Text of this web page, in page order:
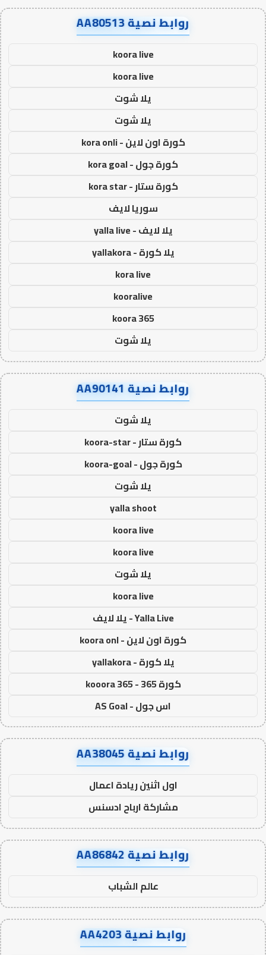
روابط نصية AA80513
koora live
koora live
يلا شوت
يلا شوت
كورة اون لاين - kora onli
كورة جول - kora goal
كورة ستار - kora star
سوريا لايف
يلا لايف - yalla live
يلا كورة - yallakora
kora live
kooralive
koora 365
يلا شوت
روابط نصية AA90141
يلا شوت
كورة ستار - koora-star
كورة جول - koora-goal
يلا شوت
yalla shoot
koora live
koora live
يلا شوت
koora live
Yalla Live - يلا لايف
كورة اون لاين - koora onl
يلا كورة - yallakora
كورة 365 - kooora 365
اس جول - AS Goal
روابط نصية AA38045
اول اثنين ريادة اعمال
مشاركة ارباح ادسنس
روابط نصية AA86842
عالم الشباب
روابط نصية AA4203